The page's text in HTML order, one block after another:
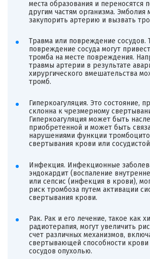
места образования и переносятся
другим частям организма. Эмболия
закупорить артерию и вызвать
Травма или повреждение сосудов.
повреждение сосуда могут
тромба на месте повреждения.
травмы артерии в результате
хирургического вмешательства
тромб.
Гиперкоагуляция. Это состояние,
склонна к чрезмерному
Гиперкоагуляция может быть
приобретенной и может быть
нарушениями функции
свертывания крови или
Инфекция. Инфекционные
эндокардит (воспаление
или сепсис (инфекция в крови),
риск тромбоза путем активации
свертывания крови.
Рак. Рак и его лечение, такое как
радиотерапия, могут увеличить
счет различных механизмов,
свертывающей способности крови
сосудов опухолью.